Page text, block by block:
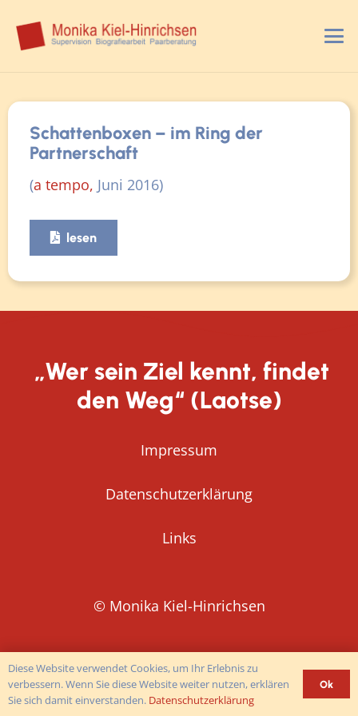
Schattenboxen – im Ring der
Partnerschaft
(a tempo, Juni 2016)
lesen
„Wer sein Ziel kennt, findet
den Weg“ (Laotse)
Impressum
Datenschutzerklärung
Links
© Monika Kiel-Hinrichsen
Diese Website verwendet Cookies, um Ihr Erlebnis zu
verbessern. Wenn Sie diese Website weiter nutzen, erklären
Sie sich damit einverstanden. Datenschutzerklärung
Ok